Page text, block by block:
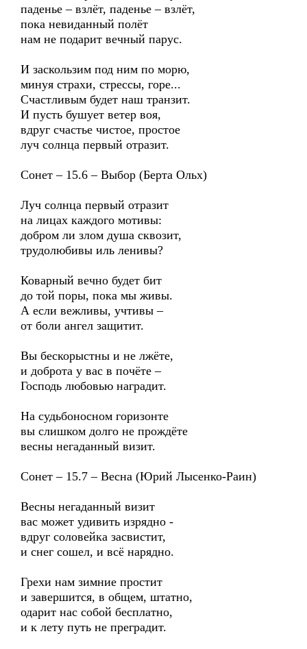
паденье – взлёт, паденье – взлёт,
пока невиданный полёт
нам не подарит вечный парус.
И заскользим под ним по морю,
минуя страхи, стрессы, горе...
Счастливым будет наш транзит.
И пусть бушует ветер воя,
вдруг счастье чистое, простое
луч солнца первый отразит.
Сонет – 15.6 – Выбор (Берта Ольх)
Луч солнца первый отразит
на лицах каждого мотивы:
добром ли злом душа сквозит,
трудолюбивы иль ленивы?
Коварный вечно будет бит
до той поры, пока мы живы.
А если вежливы, учтивы –
от боли ангел защитит.
Вы бескорыстны и не лжёте,
и доброта у вас в почёте –
Господь любовью наградит.
На судьбоносном горизонте
вы слишком долго не прождёте
весны негаданный визит.
Сонет – 15.7 – Весна (Юрий Лысенко-Раин)
Весны негаданный визит
вас может удивить изрядно -
вдруг соловейка засвистит,
и снег сошел, и всё нарядно.
Грехи нам зимние простит
и завершится, в общем, штатно,
одарит нас собой бесплатно,
и к лету путь не преградит.